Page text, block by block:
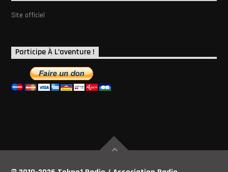
Site officiel
Participe À L’aventure !